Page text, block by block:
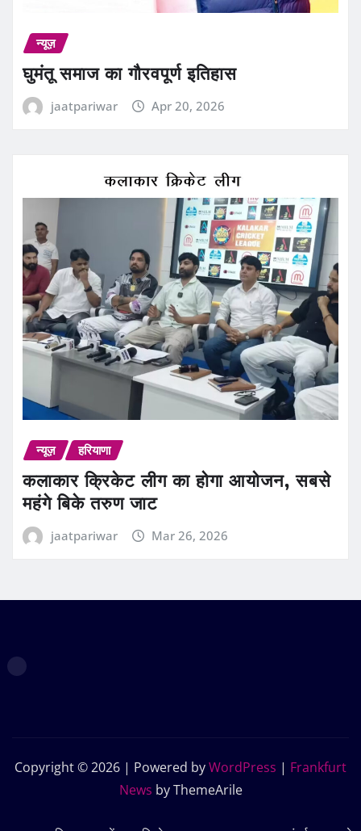
न्यूज़
घुमंतू समाज का गौरवपूर्ण इतिहास
jaatpariwar Apr 20, 2026
न्यूज़ हरियाणा
कलाकार क्रिकेट लीग का होगा आयोजन, सबसे
महंगे बिके तरुण जाट
jaatpariwar Mar 26, 2026
Copyright © 2026 | Powered byWordPress | Frankfurt
News by ThemeArile